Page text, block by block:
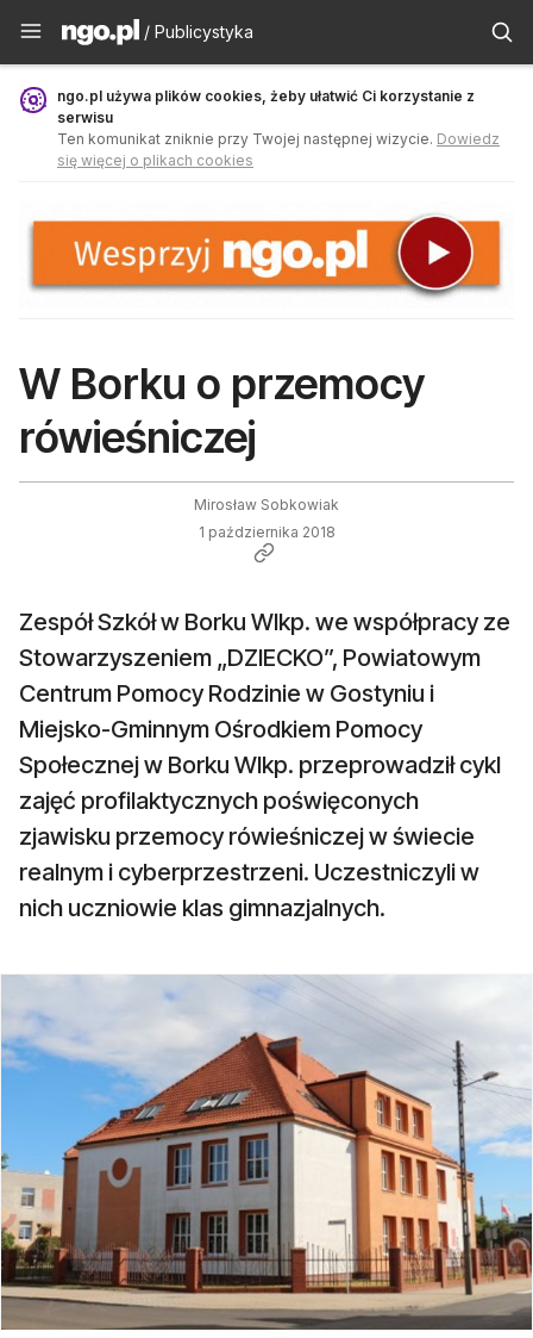
Publicystyka - ngo.pl
/ Publicystyka
ngo.pl używa plików cookies, żeby ułatwić Ci korzystanie z
serwisu
Ten komunikat zniknie przy Twojej następnej wizycie. Dowiedz
się więcej o plikach cookies
W Borku o przemocy
rówieśniczej
Mirosław Sobkowiak
1 października 2018
Zespół Szkół w Borku Wlkp. we współpracy ze
Stowarzyszeniem „DZIECKO”, Powiatowym
Centrum Pomocy Rodzinie w Gostyniu i
Miejsko-Gminnym Ośrodkiem Pomocy
Społecznej w Borku Wlkp. przeprowadził cykl
zajęć profilaktycznych poświęconych
zjawisku przemocy rówieśniczej w świecie
realnym i cyberprzestrzeni. Uczestniczyli w
nich uczniowie klas gimnazjalnych.